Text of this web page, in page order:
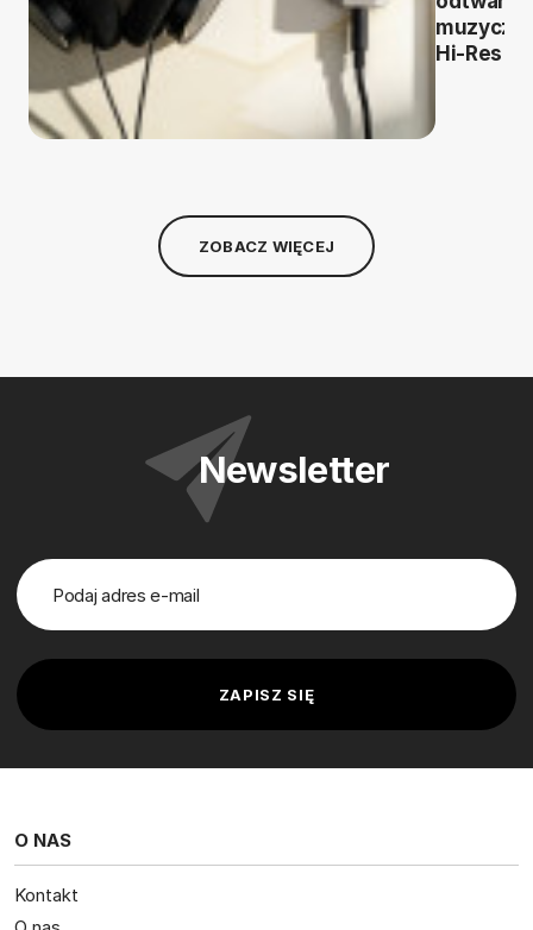
Hi-Res
ZOBACZ WIĘCEJ
Newsletter
O NAS
Kontakt